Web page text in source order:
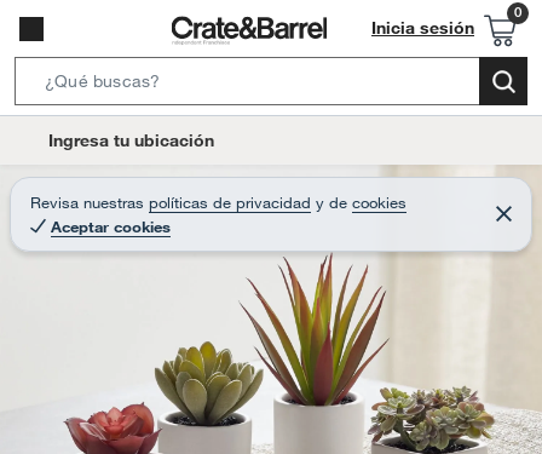
Inicia sesión
e
r
c
B
a
r
t
Ingresa tu ubicación
Revisa nuestras políticas de privacidad y de cookies
Aceptar cookies
C
e
r